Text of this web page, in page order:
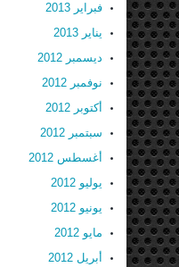
فبراير 2013
يناير 2013
ديسمبر 2012
نوفمبر 2012
أكتوبر 2012
سبتمبر 2012
أغسطس 2012
يوليو 2012
يونيو 2012
مايو 2012
أبريل 2012